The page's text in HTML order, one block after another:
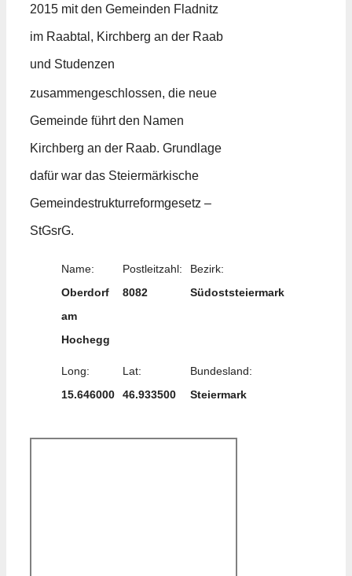
2015 mit den Gemeinden Fladnitz
im Raabtal, Kirchberg an der Raab
und Studenzen
zusammengeschlossen, die neue
Gemeinde führt den Namen
Kirchberg an der Raab. Grundlage
dafür war das Steiermärkische
Gemeindestrukturreformgesetz –
StGsrG.
Name:
Oberdorf
am
Hochegg
Postleitzahl:
8082
Bezirk:
Südoststeiermark
Long:
15.646000
Lat:
46.933500
Bundesland:
Steiermark